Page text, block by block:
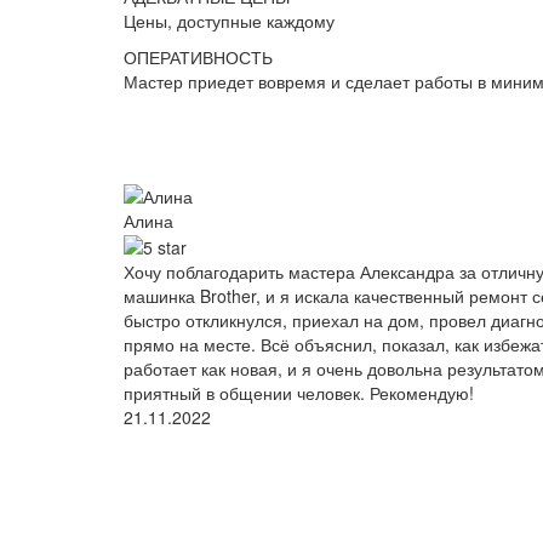
Цены, доступные каждому
ОПЕРАТИВНОСТЬ
Мастер приедет вовремя и сделает работы в
Алина
Хочу поблагодарить мастера Александра за
машинка Brother, и я искала качественный ремонт
быстро откликнулся, приехал на дом, провел
прямо на месте. Всё объяснил, показал, как
работает как новая, и я очень довольна
приятный в общении человек. Рекомендую!
21.11.2022